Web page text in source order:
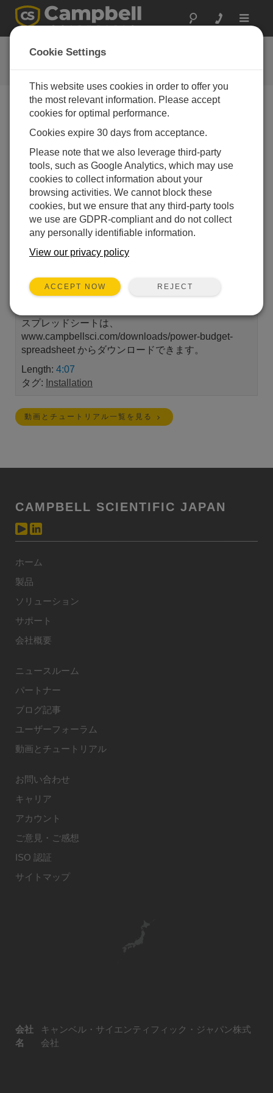
Toggle
必要電力の計算
ステーションにおける電力需要の決定
電力予算スプレッドシートを使用して、Campbell
説明します。選択項目は、プログラム間隔、最低平
均温度、必要なバックアップとバッテリー サイズ、
スプレッドシートは、
www.campbellsci.com/downloads/power-budget-
spreadsheet からダウンロードできます。
Length: 4:07
タグ: Installation
動画とチュートリアル一覧を見る
CAMPBELL SCIENTIFIC JAPAN
ホーム
製品
ソリューション
サポート
会社概要
ニュースルーム
パートナー
ブログ記事
ユーザーフォーラム
動画とチュートリアル
お問い合わせ
キャリア
アカウント
ご意見・ご感想
ISO 認証
サイトマップ
会社
名
キャンベル・サイエンティフィック・ジャパン株式
会社
Cookie Settings
This website uses cookies in order to offer you
the most relevant information. Please accept
cookies for optimal performance.
Cookies expire 30 days from acceptance.
Please note that we also leverage third-party
tools, such as Google Analytics, which may use
cookies to collect information about your
browsing activities. We cannot block these
cookies, but we ensure that any third-party tools
we use are GDPR-compliant and do not collect
any personally identifiable information.
View our privacy policy
ACCEPT NOW REJECT